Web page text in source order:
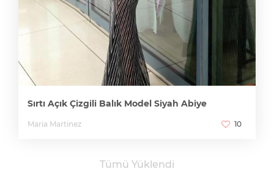
Sırtı Açık Çizgili Balık Model Siyah Abiye
Maria Martinez 10
Tümü Yüklendi